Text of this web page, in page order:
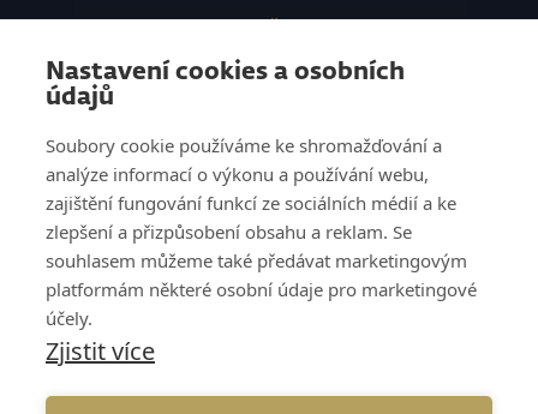
Nastavení cookies a osobních
údajů
Soubory cookie používáme ke shromažďování a
analýze informací o výkonu a používání webu,
zajištění fungování funkcí ze sociálních médií a ke
zlepšení a přizpůsobení obsahu a reklam. Se
souhlasem můžeme také předávat marketingovým
platformám některé osobní údaje pro marketingové
účely.
Zjistit více
VZDĚLÁVÁNÍ
O NÁS
REFERENCE
KARIÉRA